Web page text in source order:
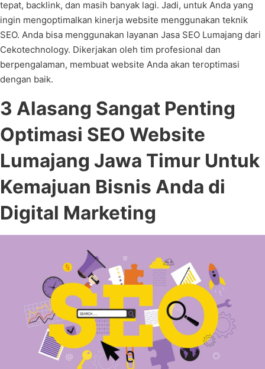
tepat, backlink, dan masih banyak lagi. Jadi, untuk Anda yang
ingin mengoptimalkan kinerja website menggunakan teknik
SEO. Anda bisa menggunakan layanan Jasa SEO Lumajang dari
Cekotechnology. Dikerjakan oleh tim profesional dan
berpengalaman, membuat website Anda akan teroptimasi
dengan baik.
3 Alasang Sangat Penting
Optimasi SEO Website
Lumajang Jawa Timur Untuk
Kemajuan Bisnis Anda di
Digital Marketing